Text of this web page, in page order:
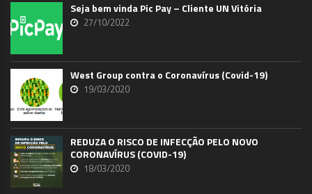
Seja bem vinda Pic Pay – Cliente UN Vitória
27/10/2022
West Group contra o Coronavírus (Covid-19)
19/03/2020
REDUZA O RISCO DE INFECÇÃO PELO NOVO
CORONAVÍRUS (COVID-19)
18/03/2020